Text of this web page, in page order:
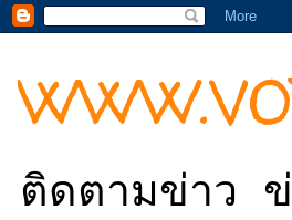
ติดตามข่าว